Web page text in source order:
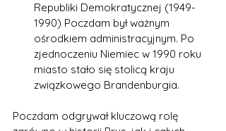
Republiki Demokratycznej (1949-
1990) Poczdam był ważnym
ośrodkiem administracyjnym. Po
zjednoczeniu Niemiec w 1990 roku
miasto stało się stolicą kraju
związkowego Brandenburgia.
Poczdam odgrywał kluczową rolę